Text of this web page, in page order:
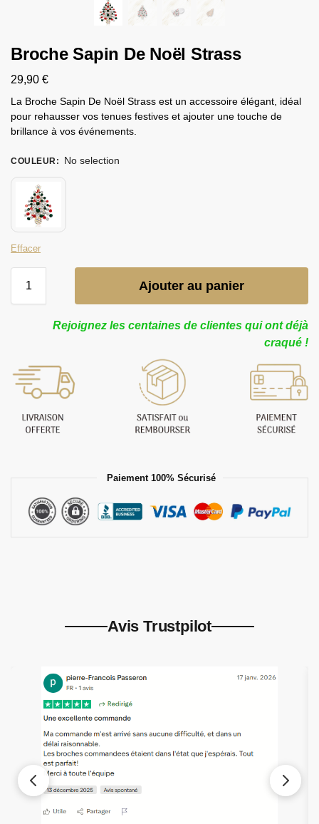
Broche Sapin De Noël Strass
29,90 €
La Broche Sapin De Noël Strass est un accessoire élégant, idéal
pour rehausser vos tenues festives et ajouter une touche de
brillance à vos événements.
COULEUR : No selection
Effacer
Ajouter au panier
Rejoignez les centaines de clientes qui ont déjà
craqué !
Paiement 100% Sécurisé
Avis Trustpilot